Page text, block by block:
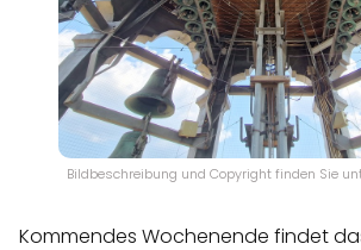
Bildbeschreibung und Copyright finden Sie
Kommendes Wochenende findet